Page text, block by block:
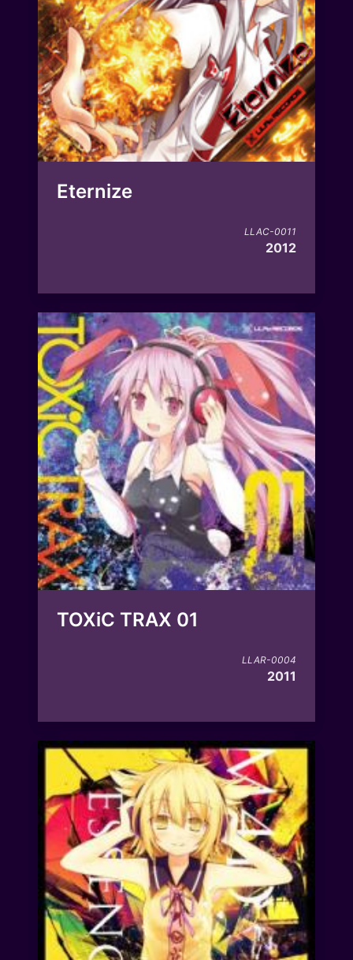
Eternize
LLAC-0011
2012
TOXiC TRAX 01
LLAR-0004
2011